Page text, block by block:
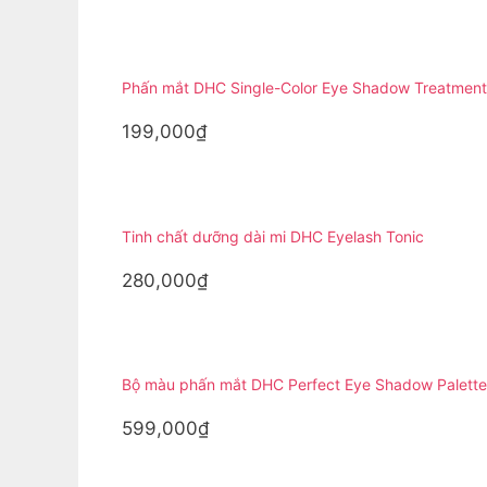
Phấn mắt DHC Single-Color Eye Shadow
199,000₫
Tinh chất dưỡng dài mi DHC Eyelash Tonic
280,000₫
Bộ màu phấn mắt DHC Perfect Eye Shadow Palette
599,000₫